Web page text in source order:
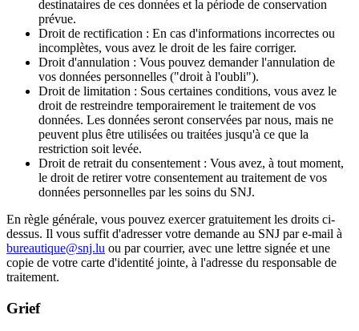
destinataires de ces données et la période de conservation
prévue.
Droit de rectification : En cas d'informations incorrectes ou
incomplètes, vous avez le droit de les faire corriger.
Droit d'annulation : Vous pouvez demander l'annulation de
vos données personnelles ("droit à l'oubli").
Droit de limitation : Sous certaines conditions, vous avez le
droit de restreindre temporairement le traitement de vos
données. Les données seront conservées par nous, mais ne
peuvent plus être utilisées ou traitées jusqu'à ce que la
restriction soit levée.
Droit de retrait du consentement : Vous avez, à tout moment,
le droit de retirer votre consentement au traitement de vos
données personnelles par les soins du SNJ.
En règle générale, vous pouvez exercer gratuitement les droits ci-
dessus. Il vous suffit d'adresser votre demande au SNJ par e-mail à
bureautique@snj.lu ou par courrier, avec une lettre signée et une
copie de votre carte d'identité jointe, à l'adresse du responsable de
traitement.
Grief